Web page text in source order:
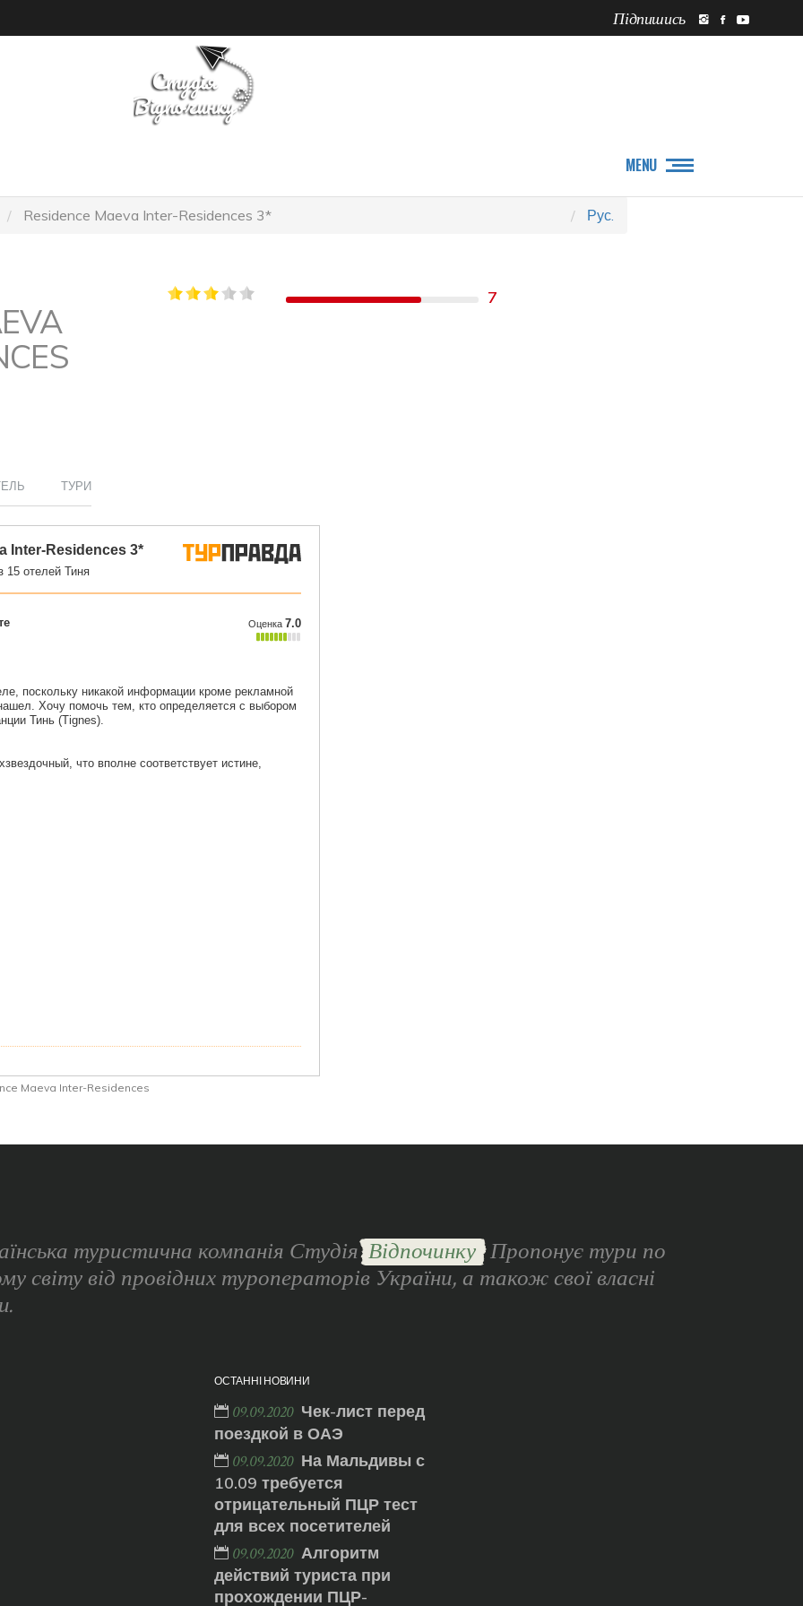
Підпишись
MENU
Residence Maeva Inter-Residences 3* Рус.
7
ТУРИ
Maeva Inter-Residences
туристична компанія СтудіяВідпочинку Пропонує тури по
світу від провідних туроператорів України, а також свої власні
ОСТАННІ НОВИНИ
09.09.2020 Чек-лист перед
поездкой в ОАЭ
09.09.2020 На Мальдивы с
10.09 требуется
отрицательный ПЦР тест
для всех посетителей
09.09.2020 Алгоритм
действий туриста при
прохождении ПЦР-